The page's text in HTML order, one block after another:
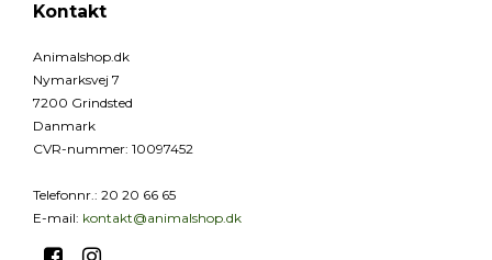
Kontakt
Animalshop.dk
Nymarksvej 7
7200 Grindsted
Danmark
CVR-nummer: 10097452
Telefonnr.: 20 20 66 65
E-mail: kontakt@animalshop.dk